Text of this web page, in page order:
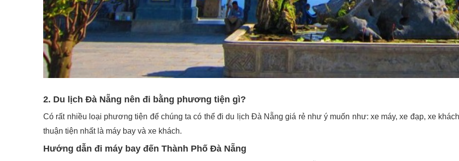
2. Du lịch Đà Nẵng nên đi bằng phương tiện gì?
Có rất nhiều loại phương tiện để chúng ta có thể đi du lịch Đà Nẵng giá rẻ như ý muốn như: xe máy, xe đạp, xe
thuận tiện nhất là máy bay và xe khách.
Hướng dẫn đi máy bay đến Thành Phố Đà Nẵng